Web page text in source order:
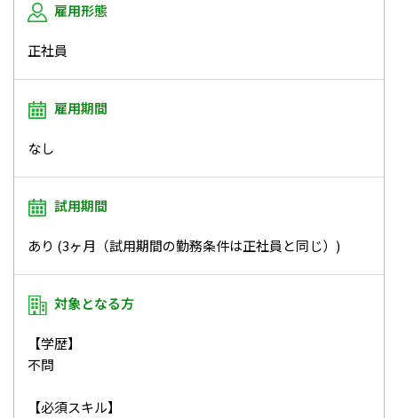
雇用形態
正社員
雇用期間
なし
試用期間
あり (3ヶ月（試用期間の勤務条件は正社員と同じ）)
対象となる方
【学歴】
不問
【必須スキル】